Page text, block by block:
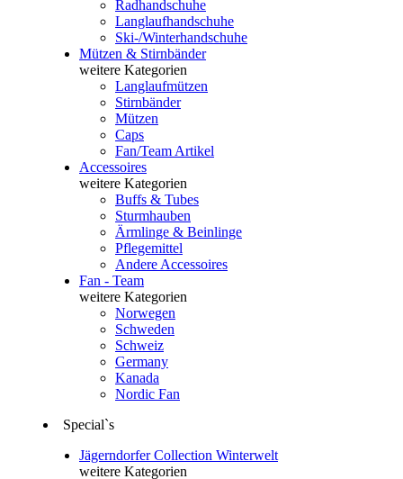
Radhandschuhe
Langlaufhandschuhe
Ski-/Winterhandschuhe
Mützen & Stirnbänder
weitere Kategorien
Langlaufmützen
Stirnbänder
Mützen
Caps
Fan/Team Artikel
Accessoires
weitere Kategorien
Buffs & Tubes
Sturmhauben
Ärmlinge & Beinlinge
Pflegemittel
Andere Accessoires
Fan - Team
weitere Kategorien
Norwegen
Schweden
Schweiz
Germany
Kanada
Nordic Fan
Special`s
Jägerndorfer Collection Winterwelt
weitere Kategorien